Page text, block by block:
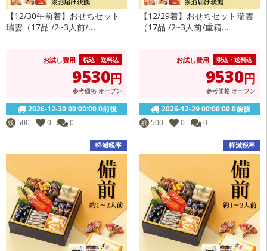
【12/30午前着】おせちセット
瑞雲（17品 /2~3人前/...
お試し費用 税込・送料込
9530円
参考価格 オープン
2026-12-30 00:00:00.0前後
残 500 0 0
【12/29着】おせちセット瑞雲
（17品 /2~3人前/重箱...
お試し費用 税込・送料込
9530円
参考価格 オープン
2026-12-29 00:00:00.0前後
残 500 0 0
軽減税率 軽減税率